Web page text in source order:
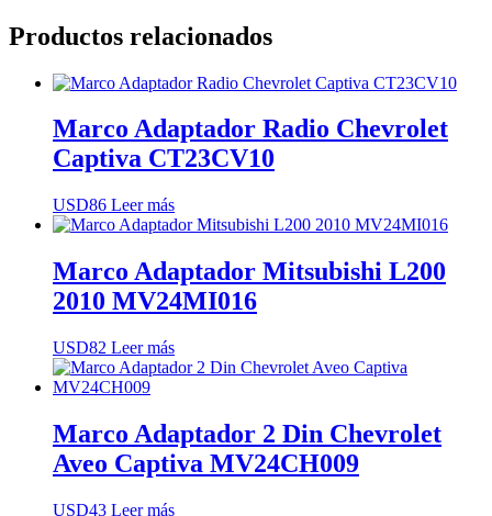
Productos relacionados
Marco Adaptador Radio Chevrolet
Captiva CT23CV10
USD86 Leer más
Marco Adaptador Mitsubishi L200
2010 MV24MI016
USD82 Leer más
Marco Adaptador 2 Din Chevrolet
Aveo Captiva MV24CH009
USD43 Leer más